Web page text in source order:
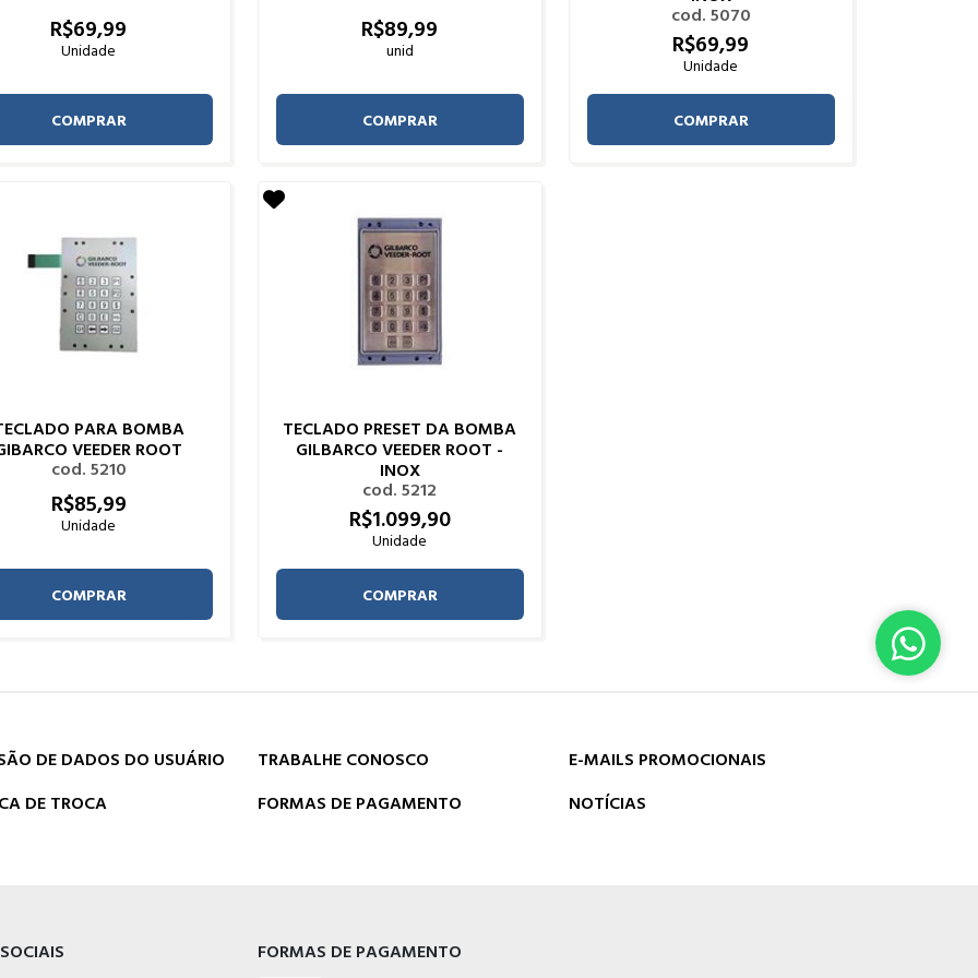
R$69,99
Unidade
COMPRAR
R$89,99
unid
COMPRAR
cod. 5070
R$69,99
Unidade
COMPRAR
PARA BOMBA
VEEDER ROOT
cod. 5210
R$85,99
Unidade
COMPRAR
TECLADO PRESET DA BOMBA
GILBARCO VEEDER ROOT -
INOX
cod. 5212
R$1.099,90
Unidade
COMPRAR
DE DADOS DO USUÁRIO TRABALHE CONOSCO
E-MAILS PROMOCIONAIS
DE TROCA FORMAS DE PAGAMENTO NOTÍCIAS
FORMAS DE PAGAMENTO